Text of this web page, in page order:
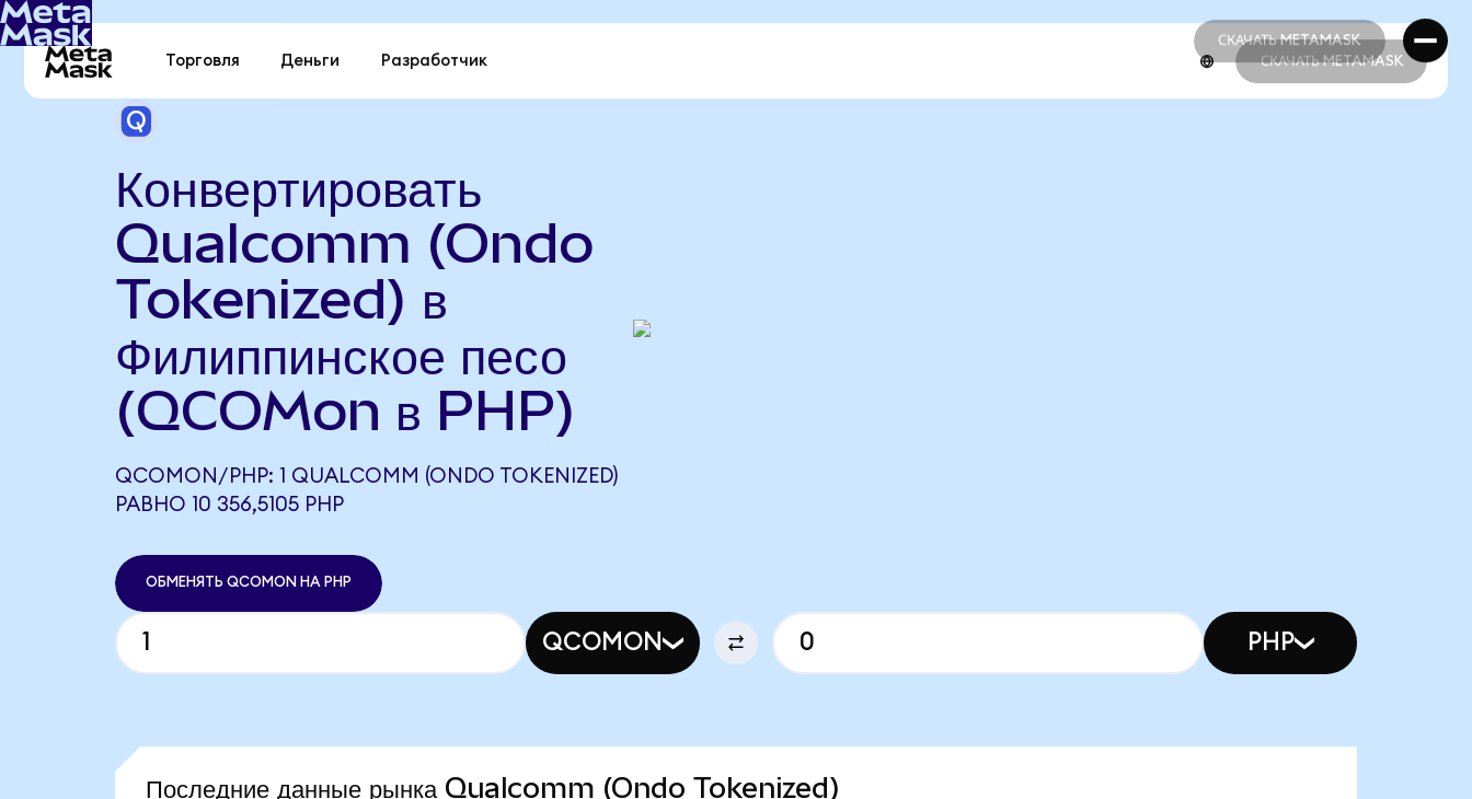
СКАЧАТЬ METAMASK
СКАЧАТЬ METAMASK
Торговля Деньги Разработчик СКАЧАТЬ METAMASK
Конвертировать
Qualcomm (Ondo
Tokenized) в
Филиппинское песо
(QCOMon в PHP)
QCOMON/PHP: 1 QUALCOMM (ONDO TOKENIZED)
РАВНО 10 356,5105 PHP
ОБМЕНЯТЬ QCOMON НА PHP
QCOMON PHP
Последние данные рынка Qualcomm (Ondo Tokenized)